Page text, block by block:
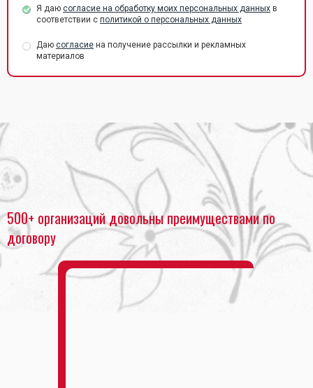
Я даю согласие на обработку моих персональных данных в
соответствии с политикой о персональных данных
Даю согласие на получение рассылки и рекламных
материалов
Главная Полиграфия
Рекламная полиграфия
500+ организаций довольны преимуществами по
договору